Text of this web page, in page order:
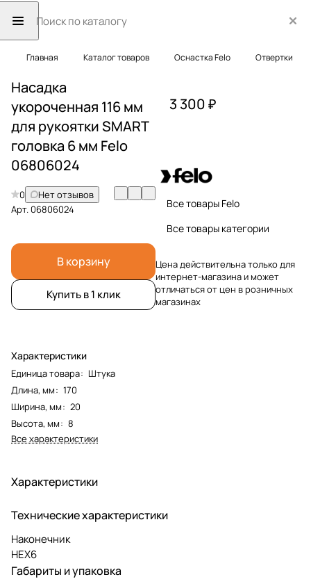
Главная Каталог товаров Оснастка Felo Отвертки
Насадка
укороченная 116 мм
для рукоятки SMART
головка 6 мм Felo
06806024
0
Нет отзывов
Арт.06806024
В корзину
Купить в 1 клик
Характеристики
Единица товара: Штука
Длина, мм: 170
Ширина, мм: 20
Высота, мм: 8
Все характеристики
3 300 ₽
Все товары Felo
Все товары категории
Цена действительна только для
интернет-магазина и может
отличаться от цен в розничных
магазинах
Характеристики
Технические характеристики
Наконечник
HEX6
Габариты и упаковка